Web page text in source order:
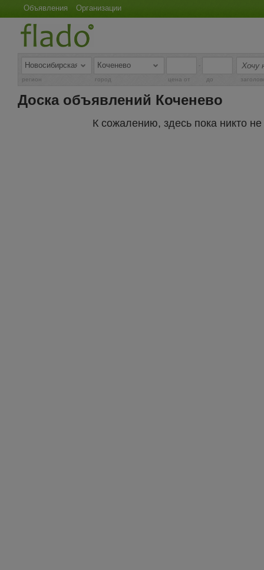
Объявления Организации
-
регион город цена от до
Доска объявлений Коченево
К сожалению, здесь пока никто